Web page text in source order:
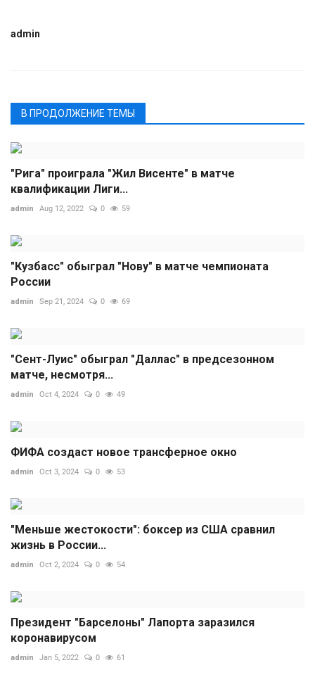
admin
В ПРОДОЛЖЕНИЕ ТЕМЫ
"Рига" проиграла "Жил Висенте" в матче
квалификации Лиги...
admin Aug 12, 2022 0 59
"Кузбасс" обыграл "Нову" в матче чемпионата
России
admin Sep 21, 2024 0 69
"Сент-Луис" обыграл "Даллас" в предсезонном
матче, несмотря...
admin Oct 4, 2024 0 49
ФИФА создаст новое трансферное окно
admin Oct 3, 2024 0 53
"Меньше жестокости": боксер из США сравнил
жизнь в России...
admin Oct 2, 2024 0 54
Президент "Барселоны" Лапорта заразился
коронавирусом
admin Jan 5, 2022 0 61